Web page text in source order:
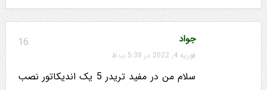
16 جواد
فوریه 4, 2022 در 5:38 ب.ظ
سلام من در مفید تریدر 5 یک اندیکاتور نصب